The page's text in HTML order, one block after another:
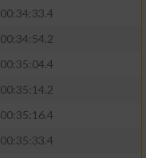
00:34:33.4
00:34:54.2
00:35:04.4
00:35:14.2
00:35:16.4
00:35:33.4